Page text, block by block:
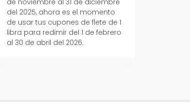
del 2025, ahora es el momento
de usar tus cupones de flete de 1
libra para redimir del 1 de febrero
al 30 de abril del 2026.